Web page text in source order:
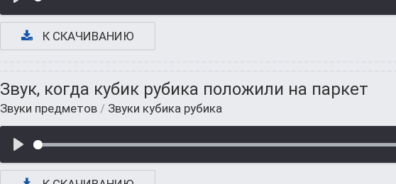
К СКАЧИВАНИЮ
Звук, когда кубик рубика положили на паркет
Звуки предметов / Звуки кубика рубика